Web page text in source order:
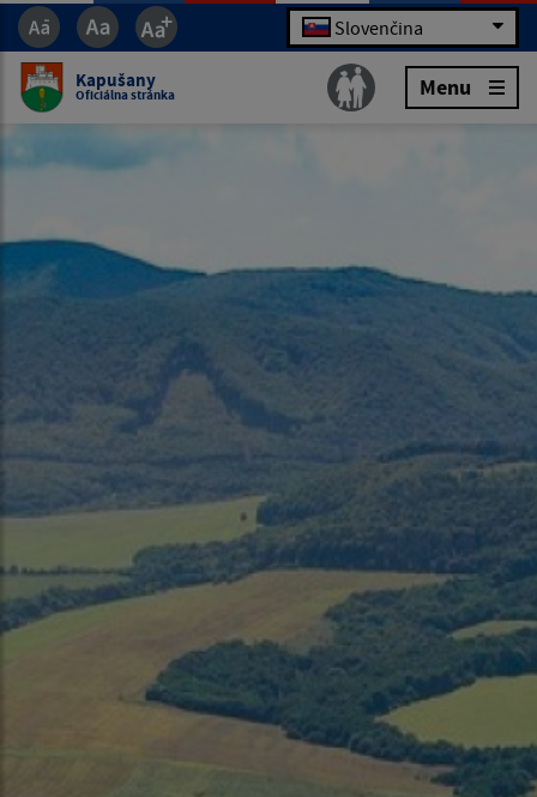
Slovenčina
Kapušany
Oficiálna stránka Menu